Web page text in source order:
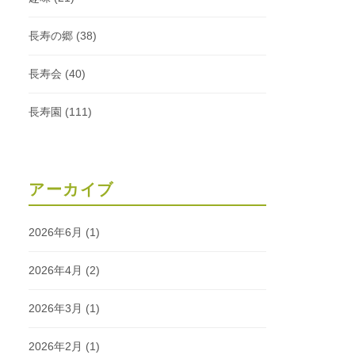
長寿の郷 (38)
長寿会 (40)
長寿園 (111)
アーカイブ
2026年6月 (1)
2026年4月 (2)
2026年3月 (1)
2026年2月 (1)